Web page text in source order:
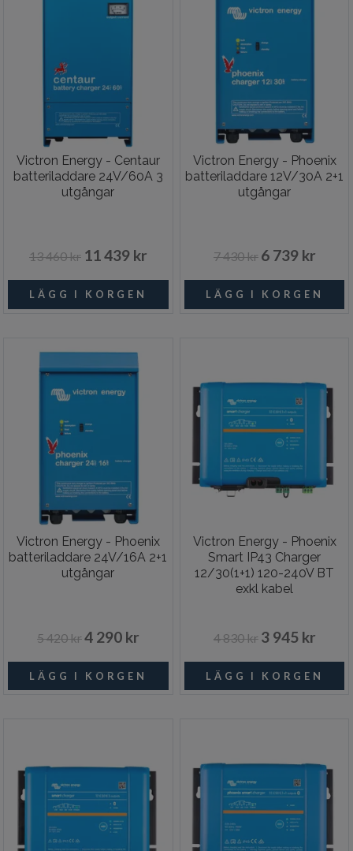
Victron Energy - Centaur
batteriladdare 24V/60A 3
utgångar
13 460 kr 11 439 kr
Victron Energy - Phoenix
batteriladdare 12V/30A 2+1
utgångar
7 430 kr 6 739 kr
Victron Energy - Phoenix
batteriladdare 24V/16A 2+1
utgångar
5 420 kr4 290 kr
Victron Energy - Phoenix
Smart IP43 Charger
12/30(1+1) 120-240V BT
exkl kabel
4 830 kr 3 945 kr